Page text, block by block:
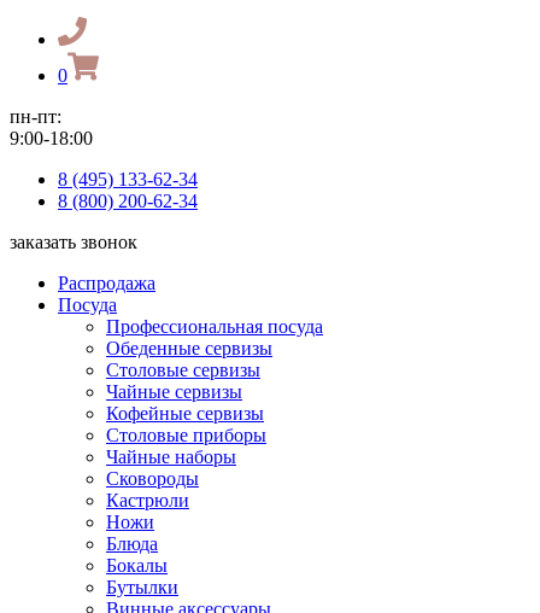
0
пн-пт:
9:00-18:00
8 (495) 133-62-34
8 (800) 200-62-34
заказать звонок
Распродажа
Посуда
Профессиональная посуда
Обеденные сервизы
Столовые сервизы
Чайные сервизы
Кофейные сервизы
Столовые приборы
Чайные наборы
Сковороды
Кастрюли
Ножи
Блюда
Бокалы
Бутылки
Винные аксессуары